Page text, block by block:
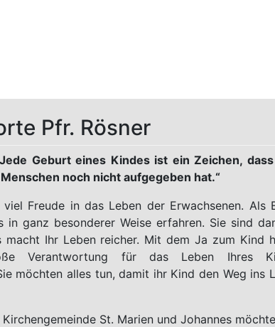
Pfr. Rösner
Geburt eines Kindes ist ein Zeichen,
noch nicht aufgegeben hat.“
Freude in das Leben der Erwachsenen. Als
in ganz besonderer Weise erfahren. Sie sind
macht Ihr Leben reicher. Mit dem Ja zum Kind
Verantwortung für das Leben Ihres
möchten alles tun, damit ihr Kind den Weg ins
St. Marien und Johannes